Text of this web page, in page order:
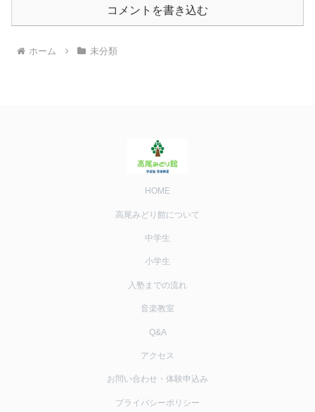
コメントを書き込む
ホーム 未分類
HOME
高尾みどり館について
中学生
小学生
入塾までの流れ
音楽教室
Q&A
アクセス
お問い合わせ・体験申込み
プライバシーポリシー